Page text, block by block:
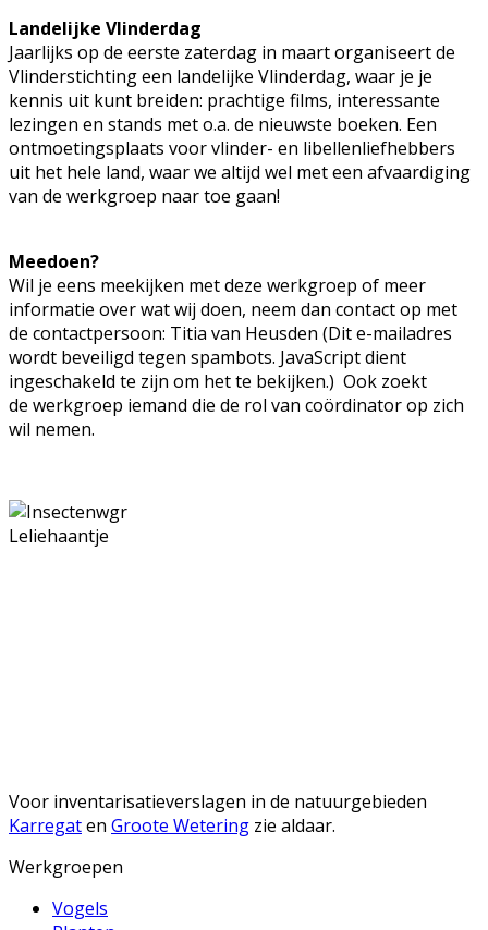
Landelijke Vlinderdag
Jaarlijks op de eerste zaterdag in maart organiseert de
Vlinderstichting een landelijke Vlinderdag, waar je je
kennis uit kunt breiden: prachtige films, interessante
lezingen en stands met o.a. de nieuwste boeken. Een
ontmoetingsplaats voor vlinder- en libellenliefhebbers
uit het hele land, waar we altijd wel met een afvaardiging
van de werkgroep naar toe gaan!
Meedoen?
Wil je eens meekijken met deze werkgroep of meer
informatie over wat wij doen, neem dan contact op met
de contactpersoon: Titia van Heusden (Dit e-mailadres
wordt beveiligd tegen spambots. JavaScript dient
ingeschakeld te zijn om het te bekijken.) Ook zoekt
de werkgroep iemand die de rol van coördinator op zich
wil nemen.
Voor inventarisatieverslagen in de natuurgebieden
Karregaten Groote Wetering zie aldaar.
Werkgroepen
Vogels